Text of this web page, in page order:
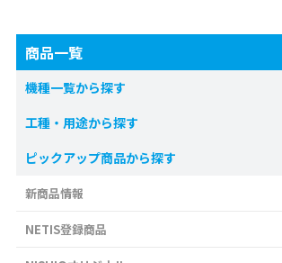
商品一覧
機種一覧から探す
工種・用途から探す
ピックアップ商品から探す
新商品情報
NETIS登録商品